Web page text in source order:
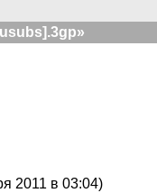
2011 в 03:04)